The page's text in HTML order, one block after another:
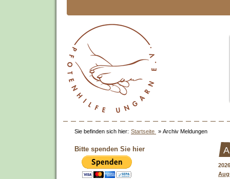
Sie befinden sich hier: Startseite » Archiv Meldungen
Bitte spenden Sie hier
2026